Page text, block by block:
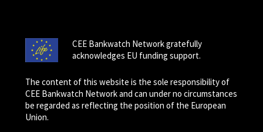
CEE Bankwatch Network gratefully
acknowledges EU funding support.
The content of this website is the sole responsibility of
CEE Bankwatch Network and can under no circumstances
be regarded as reflecting the position of the European
Union.